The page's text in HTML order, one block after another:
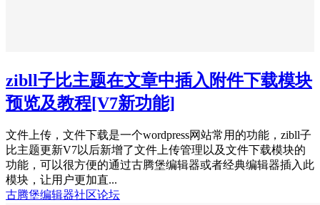
zibll子比主题在文章中插入附件下载模块
预览及教程[V7新功能]
文件上传，文件下载是一个wordpress网站常用的功能，zibll子
比主题更新V7以后新增了文件上传管理以及文件下载模块的
功能，可以很方便的通过古腾堡编辑器或者经典编辑器插入此
模块，让用户更加直...
古腾堡编辑器社区论坛